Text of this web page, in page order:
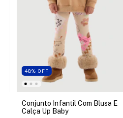
48% OFF
Conjunto Infantil Com Blusa E
Calça Up Baby